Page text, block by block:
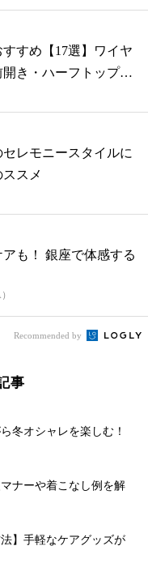
すめ【17選】ワイヤ
き・ハーフトップタ
レモニースタイルに
スメ
アも！ 銀座で体感する
Recommended by
事
冬オシャレを楽しむ！
ナーや着こなし例を解
】手軽なケアグッズが